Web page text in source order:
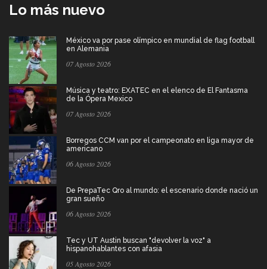
Lo más nuevo
México va por pase olímpico en mundial de flag football
en Alemania
07 Agosto 2026
Música y teatro: EXATEC en el elenco de El Fantasma
de la Ópera Mexico
07 Agosto 2026
Borregos CCM van por el campeonato en liga mayor de
americano
06 Agosto 2026
De PrepaTec Qro al mundo: el escenario donde nació un
gran sueño
06 Agosto 2026
Tec y UT Austin buscan "devolver la voz" a
hispanohablantes con afasia
05 Agosto 2026